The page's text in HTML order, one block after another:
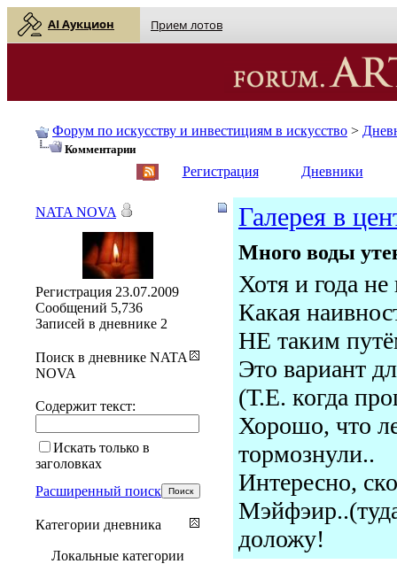
AI Аукцион Прием лотов
Форум по искусству и инвестициям в искусство >
Комментарии
Регистрация Дневники
Галерея в
Много воды
Хотя и года
Какая
НЕ таким
Это вариант
(Т.Е. когда
Хорошо, что
тормознули..
Интересно,
доложу!
NATA NOVA
Регистрация 23.07.2009
Сообщений 5,736
Записей в дневнике 2
Поиск в дневнике NATA
NOVA
Содержит текст:
Искать только в
заголовках
Расширенный поиск
Категории дневника
Локальные категории